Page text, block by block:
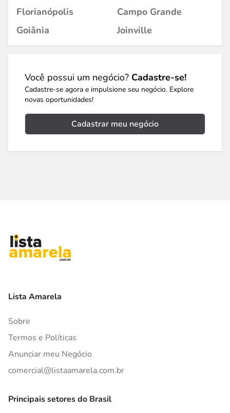
Florianópolis
Campo Grande
Goiânia
Joinville
Você possui um negócio? Cadastre-se!
Cadastre-se agora e impulsione seu negócio. Explore
novas oportunidades!
Cadastrar meu negócio
Lista Amarela
Sobre
Termos e Políticas
Anunciar meu Negócio
comercial@listaamarela.com.br
Principais setores do Brasil